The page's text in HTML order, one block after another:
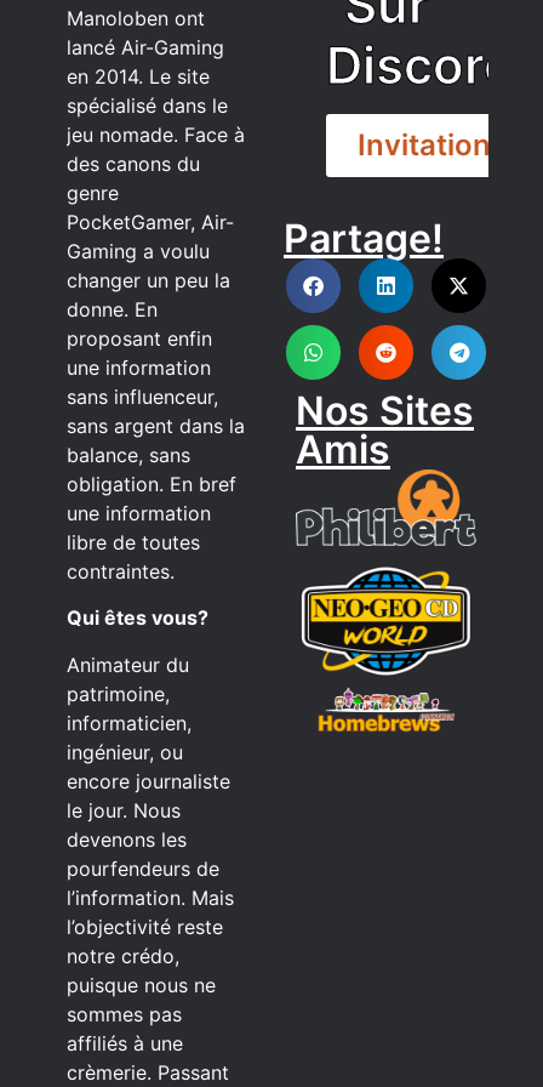
Manoloben ont
lancé Air-Gaming
en 2014. Le site
spécialisé dans le
jeu nomade. Face à
des canons du
genre
PocketGamer, Air-
Gaming a voulu
changer un peu la
donne. En
proposant enfin
une information
sans influenceur,
sans argent dans la
balance, sans
obligation. En bref
une information
libre de toutes
contraintes.
Qui êtes vous?
Animateur du
patrimoine,
informaticien,
ingénieur, ou
encore journaliste
le jour. Nous
devenons les
pourfendeurs de
l’information. Mais
l’objectivité reste
notre crédo,
puisque nous ne
sommes pas
affiliés à une
crèmerie. Passant
Discord
Invitation
DISCORD
Partage!
Nos Sites
Amis